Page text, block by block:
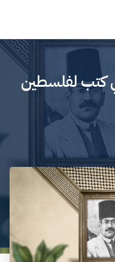
كتب لفلسطين